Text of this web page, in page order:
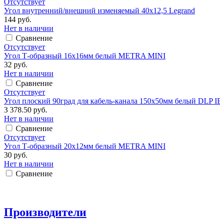
Угол внутренний/внешний изменяемый 40х12,5 Legrand
144 руб.
Нет в наличии
Сравнение
Отсутствует
Угол Т-образный 16х16мм белый METRA MINI
32 руб.
Нет в наличии
Сравнение
Отсутствует
Угол плоский 90град для кабель-канала 150х50мм белый DLP
3 378.50 руб.
Нет в наличии
Сравнение
Отсутствует
Угол Т-образный 20х12мм белый METRA MINI
30 руб.
Нет в наличии
Сравнение
Производители